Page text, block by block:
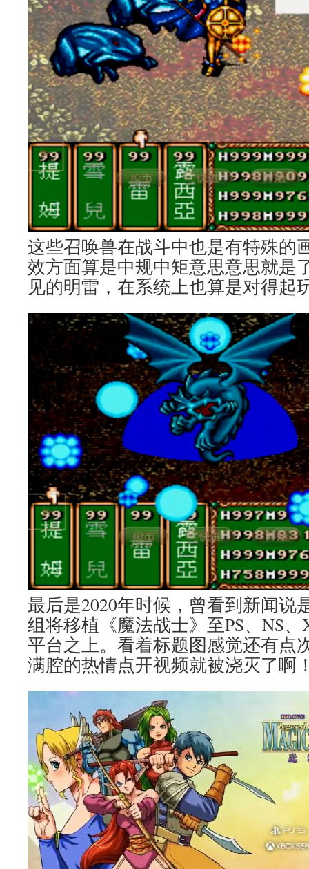
这些召唤兽在战斗中也是有特殊的
效方面算是中规中矩意思意思就是
见的明雷，在系统上也算是对得起
最后是2020年时候，曾看到新闻说
组将移植《魔法战士》至PS、NS
平台之上。看着标题图感觉还有点
满腔的热情点开视频就被浇灭了啊